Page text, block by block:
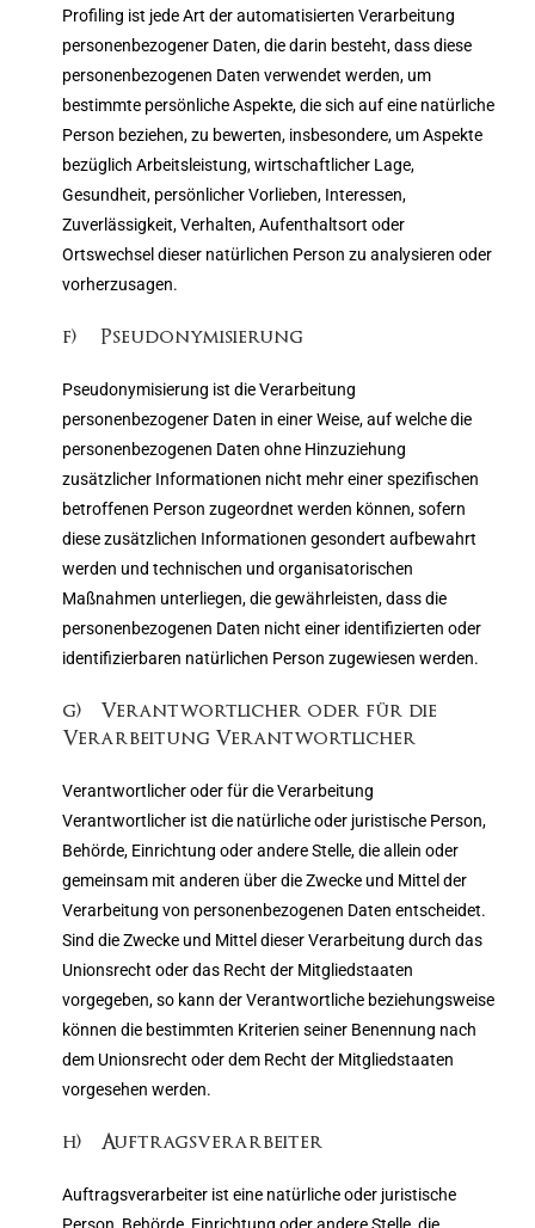
Profiling ist jede Art der automatisierten Verarbeitung
personenbezogener Daten, die darin besteht, dass diese
personenbezogenen Daten verwendet werden, um
bestimmte persönliche Aspekte, die sich auf eine natürliche
Person beziehen, zu bewerten, insbesondere, um Aspekte
bezüglich Arbeitsleistung, wirtschaftlicher Lage,
Gesundheit, persönlicher Vorlieben, Interessen,
Zuverlässigkeit, Verhalten, Aufenthaltsort oder
Ortswechsel dieser natürlichen Person zu analysieren oder
vorherzusagen.
f) Pseudonymisierung
Pseudonymisierung ist die Verarbeitung
personenbezogener Daten in einer Weise, auf welche die
personenbezogenen Daten ohne Hinzuziehung
zusätzlicher Informationen nicht mehr einer spezifischen
betroffenen Person zugeordnet werden können, sofern
diese zusätzlichen Informationen gesondert aufbewahrt
werden und technischen und organisatorischen
Maßnahmen unterliegen, die gewährleisten, dass die
personenbezogenen Daten nicht einer identifizierten oder
identifizierbaren natürlichen Person zugewiesen werden.
g) Verantwortlicher oder für die
Verarbeitung Verantwortlicher
Verantwortlicher oder für die Verarbeitung
Verantwortlicher ist die natürliche oder juristische Person,
Behörde, Einrichtung oder andere Stelle, die allein oder
gemeinsam mit anderen über die Zwecke und Mittel der
Verarbeitung von personenbezogenen Daten entscheidet.
Sind die Zwecke und Mittel dieser Verarbeitung durch das
Unionsrecht oder das Recht der Mitgliedstaaten
vorgegeben, so kann der Verantwortliche beziehungsweise
können die bestimmten Kriterien seiner Benennung nach
dem Unionsrecht oder dem Recht der Mitgliedstaaten
vorgesehen werden.
h) Auftragsverarbeiter
Auftragsverarbeiter ist eine natürliche oder juristische